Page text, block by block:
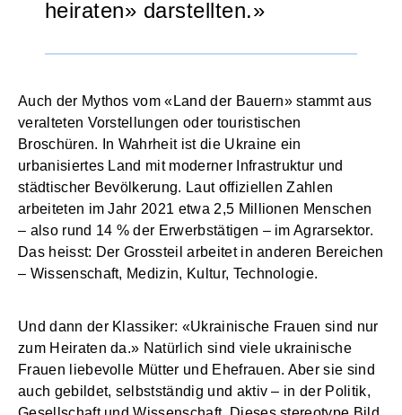
heiraten» darstellten.
Auch der Mythos vom «Land der Bauern» stammt aus
veralteten Vorstellungen oder touristischen
Broschüren. In Wahrheit ist die Ukraine ein
urbanisiertes Land mit moderner Infrastruktur und
städtischer Bevölkerung. Laut offiziellen Zahlen
arbeiteten im Jahr 2021 etwa 2,5 Millionen Menschen
– also rund 14 % der Erwerbstätigen – im Agrarsektor.
Das heisst: Der Grossteil arbeitet in anderen Bereichen
– Wissenschaft, Medizin, Kultur, Technologie.
Und dann der Klassiker: «Ukrainische Frauen sind nur
zum Heiraten da.» Natürlich sind viele ukrainische
Frauen liebevolle Mütter und Ehefrauen. Aber sie sind
auch gebildet, selbstständig und aktiv – in der Politik,